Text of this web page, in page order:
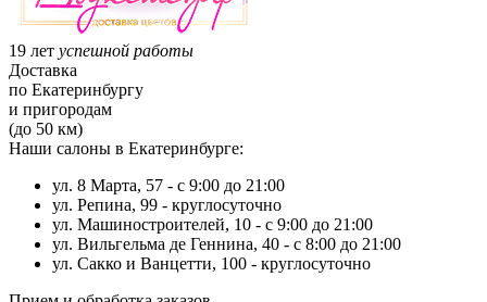
19 лет успешной работы
Доставка
по Екатеринбургу
и пригородам
(до 50 км)
Наши салоны в Екатеринбурге:
ул. 8 Марта, 57 - с 9:00 до 21:00
ул. Репина, 99 - круглосуточно
ул. Машиностроителей, 10 - с 9:00 до 21:00
ул. Вильгельма де Геннина, 40 - с 8:00 до 21:00
ул. Сакко и Ванцетти, 100 - круглосуточно